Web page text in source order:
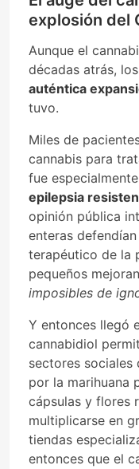
explosión del
Aunque el
décadas atrás,
auténtica
tuvo.
Miles de
cannabis para
fue
epilepsia
opinión pública
enteras
terapéutico de la
pequeños
imposibles de
Y entonces llegó
cannabidiol
sectores sociales
por la marihuana
cápsulas y flores
multiplicarse en
tiendas
entonces que el